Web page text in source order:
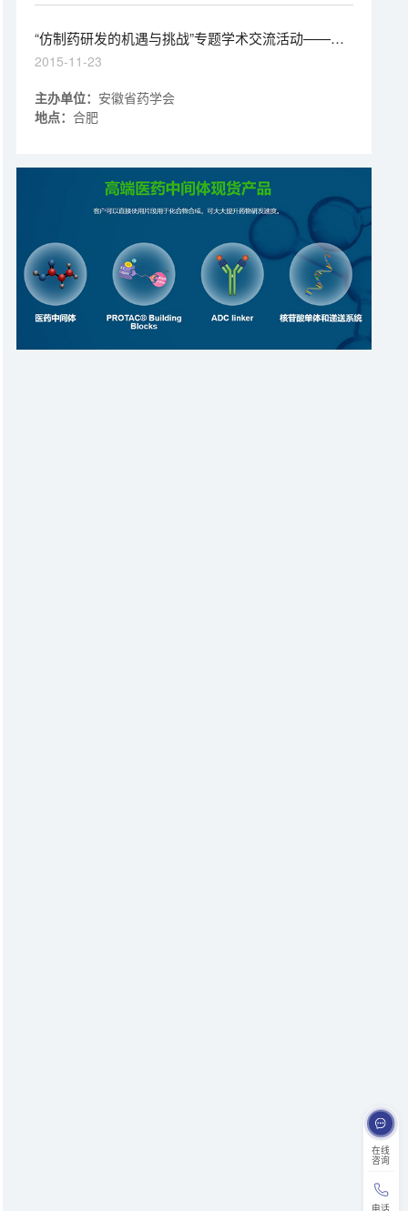
在线
咨询
电话
经得到较充分证实。
“仿制药研发的机遇与挑战”专题学术交流活动——邀
请函
2015-11-23
主办单位： 安徽省药学会
地点： 合肥